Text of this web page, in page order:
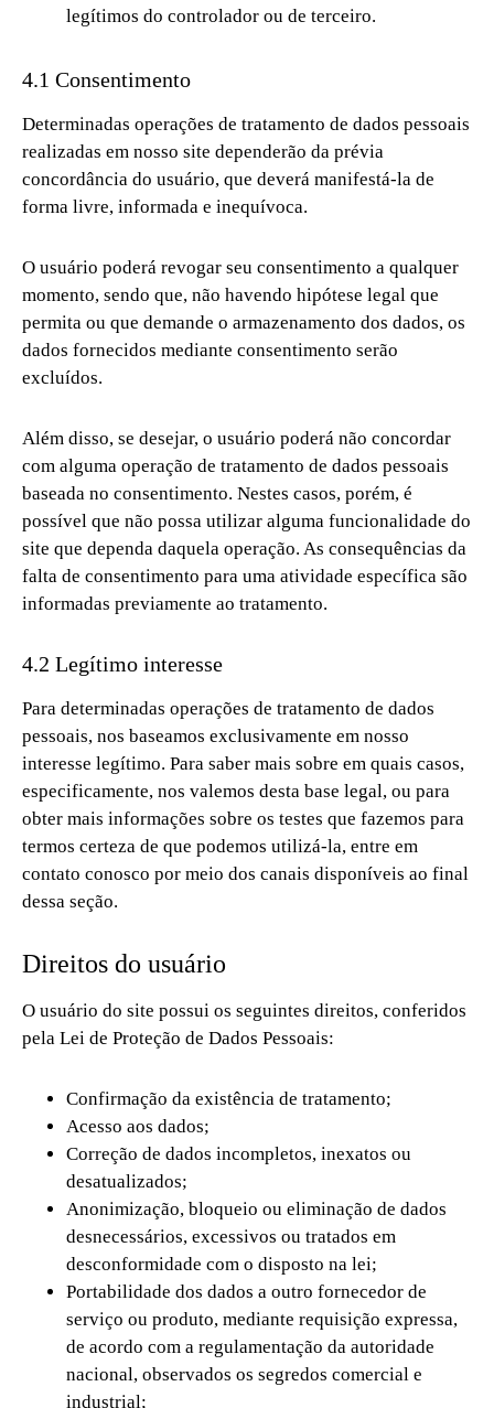
legítimos do controlador ou de terceiro.
4.1 Consentimento
Determinadas operações de tratamento de dados pessoais
realizadas em nosso site dependerão da prévia
concordância do usuário, que deverá manifestá-la de
forma livre, informada e inequívoca.
O usuário poderá revogar seu consentimento a qualquer
momento, sendo que, não havendo hipótese legal que
permita ou que demande o armazenamento dos dados, os
dados fornecidos mediante consentimento serão
excluídos.
Além disso, se desejar, o usuário poderá não concordar
com alguma operação de tratamento de dados pessoais
baseada no consentimento. Nestes casos, porém, é
possível que não possa utilizar alguma funcionalidade do
site que dependa daquela operação. As consequências da
falta de consentimento para uma atividade específica são
informadas previamente ao tratamento.
4.2 Legítimo interesse
Para determinadas operações de tratamento de dados
pessoais, nos baseamos exclusivamente em nosso
interesse legítimo. Para saber mais sobre em quais casos,
especificamente, nos valemos desta base legal, ou para
obter mais informações sobre os testes que fazemos para
termos certeza de que podemos utilizá-la, entre em
contato conosco por meio dos canais disponíveis ao final
dessa seção.
Direitos do usuário
O usuário do site possui os seguintes direitos, conferidos
pela Lei de Proteção de Dados Pessoais:
Confirmação da existência de tratamento;
Acesso aos dados;
Correção de dados incompletos, inexatos ou
desatualizados;
Anonimização, bloqueio ou eliminação de dados
desnecessários, excessivos ou tratados em
desconformidade com o disposto na lei;
Portabilidade dos dados a outro fornecedor de
serviço ou produto, mediante requisição expressa,
de acordo com a regulamentação da autoridade
nacional, observados os segredos comercial e
industrial;